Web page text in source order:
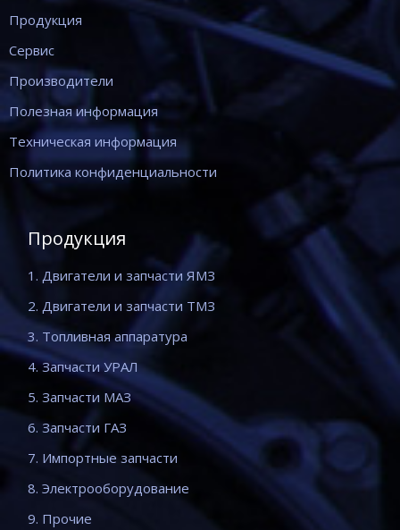
Продукция
Сервис
Производители
Полезная информация
Техническая информация
Политика конфиденциальности
Продукция
1. Двигатели и запчасти ЯМЗ
2. Двигатели и запчасти ТМЗ
3. Топливная аппаратура
4. Запчасти УРАЛ
5. Запчасти МАЗ
6. Запчасти ГАЗ
7. Импортные запчасти
8. Электрооборудование
9. Прочие